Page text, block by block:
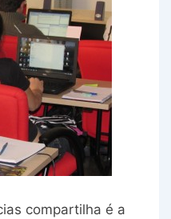
compartilha é a